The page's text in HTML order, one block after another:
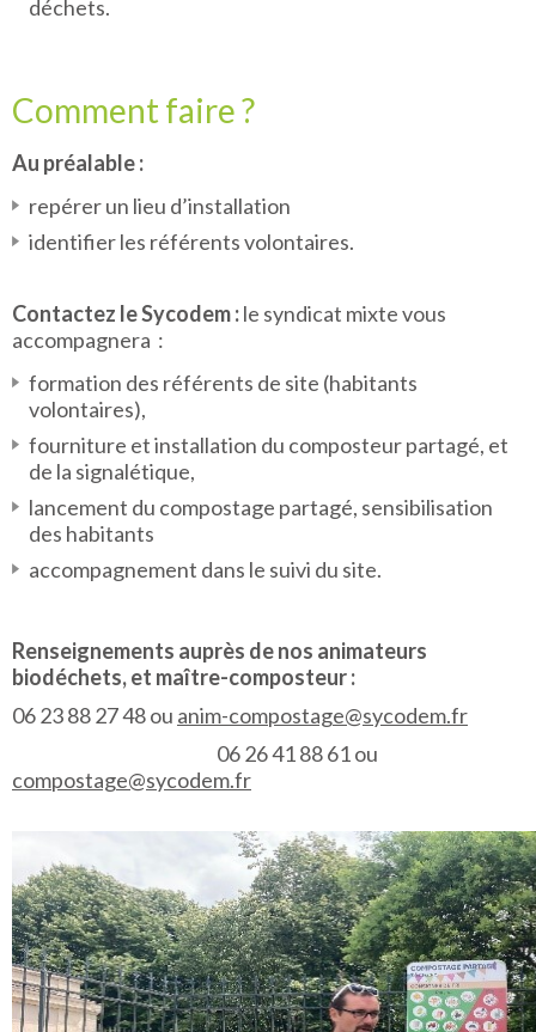
déchets.
Comment faire ?
Au préalable :
repérer un lieu d’installation
identifier les référents volontaires.
Contactez le Sycodem :le syndicat mixte vous
accompagnera :
formation des référents de site (habitants
volontaires),
fourniture et installation du composteur partagé, et
de la signalétique,
lancement du compostage partagé, sensibilisation
des habitants
accompagnement dans le suivi du site.
Renseignements auprès de nos animateurs
biodéchets, et maître-composteur :
06 23 88 27 48 ou anim-compostage@sycodem.fr
06 26 41 88 61 ou
compostage@sycodem.fr